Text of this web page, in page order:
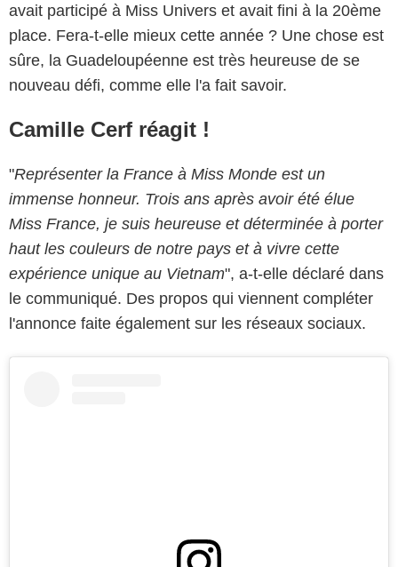
avait participé à Miss Univers et avait fini à la 20ème
place. Fera-t-elle mieux cette année ? Une chose est
sûre, la Guadeloupéenne est très heureuse de se
nouveau défi, comme elle l'a fait savoir.
Camille Cerf réagit !
"Représenter la France à Miss Monde est un
immense honneur. Trois ans après avoir été élue
Miss France, je suis heureuse et déterminée à porter
haut les couleurs de notre pays et à vivre cette
expérience unique au Vietnam", a-t-elle déclaré dans
le communiqué. Des propos qui viennent compléter
l'annonce faite également sur les réseaux sociaux.